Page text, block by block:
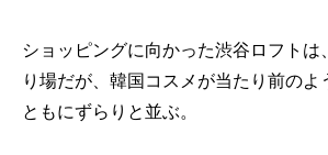
ショッピングに向かった渋谷ロフトは
り場だが、韓国コスメが当たり前のよ
ともにずらりと並ぶ。